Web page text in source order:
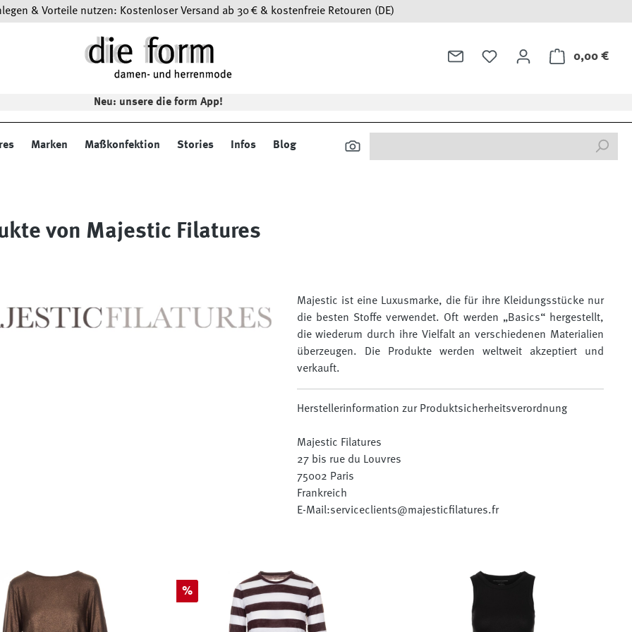
& Vorteile nutzen: Kostenloser Versand ab 30 € & kostenfreie Retouren (DE)
0,00 €
Neu: unsere die form App!
Marken Maßkonfektion Stories Infos Blog
von Majestic Filatures
Majestic ist eine Luxusmarke, die für ihre Kleidungsstücke nur
die besten Stoffe verwendet. Oft werden „Basics“ hergestellt,
die wiederum durch ihre Vielfalt an verschiedenen Materialien
überzeugen. Die Produkte werden weltweit akzeptiert und
verkauft.
Herstellerinformation zur Produktsicherheitsverordnung
Majestic Filatures
27 bis rue du Louvres
75002 Paris
Frankreich
E-Mail:serviceclients@majesticfilatures.fr
Rabatt
%